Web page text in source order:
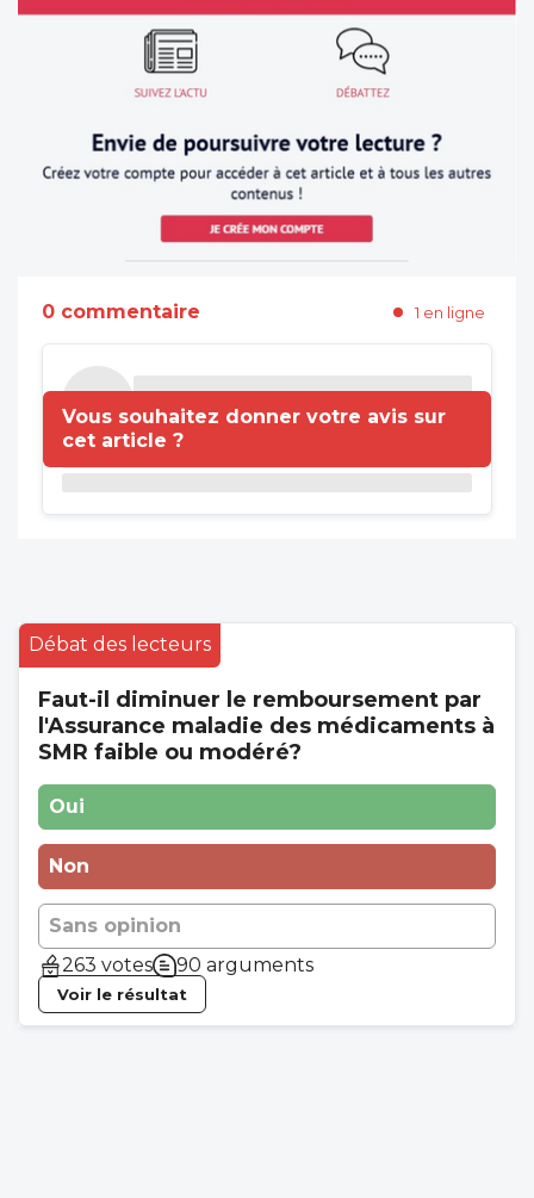
0 commentaire 1 en ligne
Vous souhaitez donner votre avis sur
cet article ?
Débat des lecteurs
Faut-il diminuer le remboursement par
l'Assurance maladie des médicaments à
SMR faible ou modéré?
Oui
Non
Sans opinion
263 votes
90 arguments
Voir le résultat